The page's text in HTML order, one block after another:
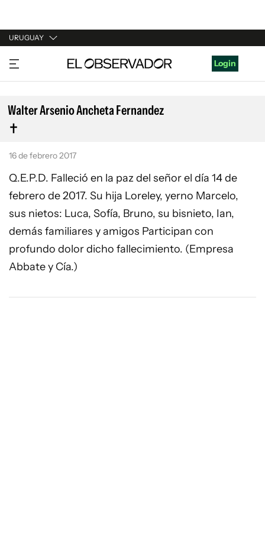
URUGUAY
URUGUAY
ARGENTINA
ESPAÑA
ESTADOS UNIDOS
Login
Walter Arsenio Ancheta Fernandez
16 de febrero 2017
Q.E.P.D. Falleció en la paz del señor el día 14 de
febrero de 2017. Su hija Loreley, yerno Marcelo,
sus nietos: Luca, Sofía, Bruno, su bisnieto, Ian,
demás familiares y amigos Participan con
profundo dolor dicho fallecimiento. (Empresa
Abbate y Cía.)